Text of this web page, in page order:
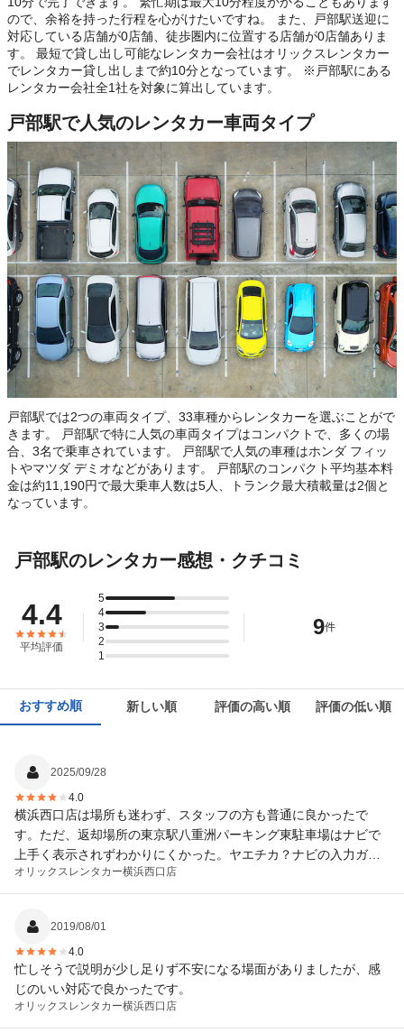
ので、余裕を持った行程を心がけたいですね。 また、戸部駅送迎に
対応している店舗が0店舗、徒歩圏内に位置する店舗が0店舗ありま
す。 最短で貸し出し可能なレンタカー会社はオリックスレンタカー
でレンタカー貸し出しまで約10分となっています。 ※戸部駅にある
レンタカー会社全1社を対象に算出しています。
戸部駅で人気のレンタカー車両タイプ
戸部駅では2つの車両タイプ、33車種からレンタカーを選ぶことがで
きます。 戸部駅で特に人気の車両タイプはコンパクトで、多くの場
合、3名で乗車されています。 戸部駅で人気の車種はホンダ フィッ
トやマツダ デミオなどがあります。 戸部駅のコンパクト平均基本料
金は約11,190円で最大乗車人数は5人、トランク最大積載量は2個と
なっています。
戸部駅のレンタカー感想・クチコミ
4.4
平均評価
5
4
3
2
1
9件
おすすめ順 新しい順 評価の高い順 評価の低い順
2025/09/28
4.0
横浜西口店は場所も迷わず、スタッフの方も普通に良かったで
す。ただ、返却場所の東京駅八重洲パーキング東駐車場はナビで
上手く表示されずわかりにくかった。ヤエチカ？ナビの入力ガイ
ドがあれば良いかもですね。
オリックスレンタカー横浜西口店
2019/08/01
4.0
忙しそうで説明が少し足りず不安になる場面がありましたが、感
じのいい対応で良かったです。
オリックスレンタカー横浜西口店